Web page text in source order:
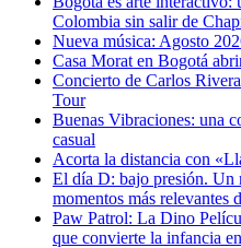
Colombia sin salir de
Nueva música: Agosto
Casa Morat en Bogotá
Concierto de Carlos
Tour
Buenas Vibraciones: una
casual
Acorta la distancia con
El día D: bajo presión. Un
momentos más relevantes
Paw Patrol: La Dino
que convierte la infancia